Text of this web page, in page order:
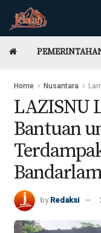
Home Nusantara
LAZISNU
Bantuan
by Redaksi